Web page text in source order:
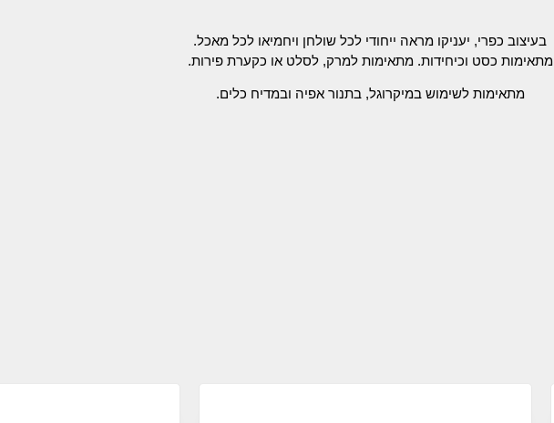
בעיצוב כפרי, יעניקו מראה ייחודי לכל שולחן ויחמיאו לכל מאכל.
מתאימות כסט וכיחידות. מתאימות למרק, לסלט או כקערת פירות.
מתאימות לשימוש במיקרוגל, בתנור אפיה ובמדיח כלים.